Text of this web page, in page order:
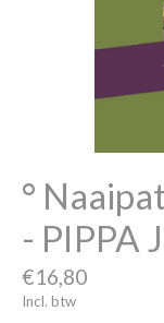
°
- PIPPA
€16,80
Incl. btw